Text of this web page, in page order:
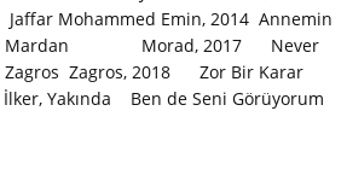
Mohammed Emin, 2014 Annemin
Morad, 2017 Never
Zagros, 2018 Zor Bir Karar
Yakında Ben de Seni Görüyorum